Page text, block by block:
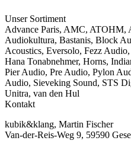
Unser Sortiment
Advance Paris, AMC, ATOHM,
Audiokultura, Bastanis, Block
Acoustics, Eversolo, Fezz Audio,
Hana Tonabnehmer, Horns,
Pier Audio, Pre Audio, Pylon
Audio, Sieveking Sound, STS
Unitra, van den Hul
Kontakt
kubik&klang, Martin Fischer
Van-der-Reis-Weg 9, 59590